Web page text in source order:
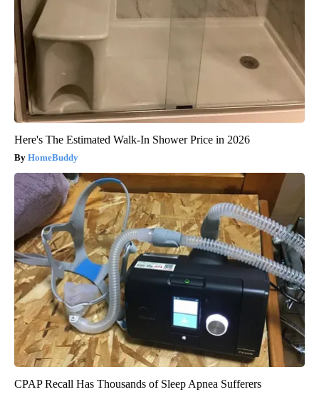
Here's The Estimated Walk-In Shower Price in 2026
HomeBuddy
CPAP Recall Has Thousands of Sleep Apnea Sufferers